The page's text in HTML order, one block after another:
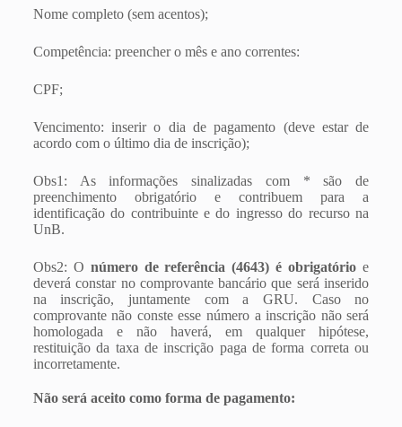
Nome completo (sem acentos);
Competência: preencher o mês e ano correntes:
CPF;
Vencimento: inserir o dia de pagamento (deve estar de
acordo com o último dia de inscrição);
Obs1: As informações sinalizadas com * são de
preenchimento obrigatório e contribuem para a
identificação do contribuinte e do ingresso do recurso na
UnB.
Obs2: O número de referência (4643) é obrigatório e
deverá constar no comprovante bancário que será inserido
na inscrição, juntamente com a GRU. Caso no
comprovante não conste esse número a inscrição não será
homologada e não haverá, em qualquer hipótese,
restituição da taxa de inscrição paga de forma correta ou
incorretamente.
Não será aceito como forma de pagamento: